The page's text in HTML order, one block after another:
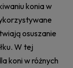
konia w
osuszanie
W tej
koni w różnych